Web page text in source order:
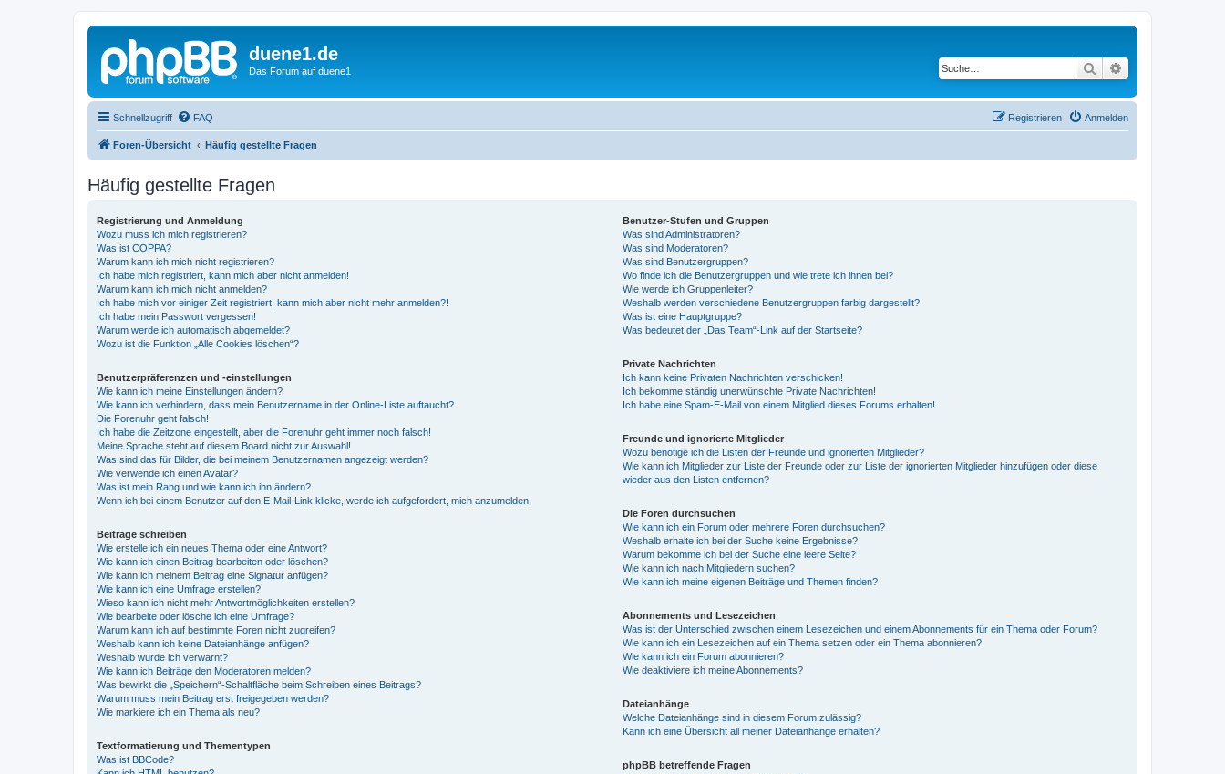
duene1.de
Das Forum auf duene1 Suche
Schnellzugriff FAQ Anmelden
Registrieren
Foren-Übersicht Häufig gestellte Fragen
Häufig gestellte Fragen
Registrierung und Anmeldung
Wozu muss ich mich registrieren?
Was ist COPPA?
Warum kann ich mich nicht registrieren?
Ich habe mich registriert, kann mich aber nicht anmelden!
Warum kann ich mich nicht anmelden?
Ich habe mich vor einiger Zeit registriert, kann mich aber nicht mehr anmelden?!
Ich habe mein Passwort vergessen!
Warum werde ich automatisch abgemeldet?
Wozu ist die Funktion „Alle Cookies löschen“?
Benutzerpräferenzen und -einstellungen
Wie kann ich meine Einstellungen ändern?
Wie kann ich verhindern, dass mein Benutzername in der Online-Liste auftaucht?
Die Forenuhr geht falsch!
Ich habe die Zeitzone eingestellt, aber die Forenuhr geht immer noch falsch!
Meine Sprache steht auf diesem Board nicht zur Auswahl!
Was sind das für Bilder, die bei meinem Benutzernamen angezeigt werden?
Wie verwende ich einen Avatar?
Was ist mein Rang und wie kann ich ihn ändern?
Wenn ich bei einem Benutzer auf den E-Mail-Link klicke, werde ich aufgefordert, mich anzumelden.
Beiträge schreiben
Wie erstelle ich ein neues Thema oder eine Antwort?
Wie kann ich einen Beitrag bearbeiten oder löschen?
Wie kann ich meinem Beitrag eine Signatur anfügen?
Wie kann ich eine Umfrage erstellen?
Wieso kann ich nicht mehr Antwortmöglichkeiten erstellen?
Wie bearbeite oder lösche ich eine Umfrage?
Warum kann ich auf bestimmte Foren nicht zugreifen?
Weshalb kann ich keine Dateianhänge anfügen?
Weshalb wurde ich verwarnt?
Wie kann ich Beiträge den Moderatoren melden?
Was bewirkt die „Speichern“-Schaltfläche beim Schreiben eines Beitrags?
Warum muss mein Beitrag erst freigegeben werden?
Wie markiere ich ein Thema als neu?
Textformatierung und Thementypen
Was ist BBCode?
Benutzer-Stufen und Gruppen
Was sind Administratoren?
Was sind Moderatoren?
Was sind Benutzergruppen?
Wo finde ich die Benutzergruppen und wie trete ich ihnen bei?
Wie werde ich Gruppenleiter?
Weshalb werden verschiedene Benutzergruppen farbig dargestellt?
Was ist eine Hauptgruppe?
Was bedeutet der „Das Team“-Link auf der Startseite?
Private Nachrichten
Ich kann keine Privaten Nachrichten verschicken!
Ich bekomme ständig unerwünschte Private Nachrichten!
Ich habe eine Spam-E-Mail von einem Mitglied dieses Forums erhalten!
Freunde und ignorierte Mitglieder
Wozu benötige ich die Listen der Freunde und ignorierten Mitglieder?
Wie kann ich Mitglieder zur Liste der Freunde oder zur Liste der ignorierten Mitglieder hinzufügen oder diese
wieder aus den Listen entfernen?
Die Foren durchsuchen
Wie kann ich ein Forum oder mehrere Foren durchsuchen?
Weshalb erhalte ich bei der Suche keine Ergebnisse?
Warum bekomme ich bei der Suche eine leere Seite?
Wie kann ich nach Mitgliedern suchen?
Wie kann ich meine eigenen Beiträge und Themen finden?
Abonnements und Lesezeichen
Was ist der Unterschied zwischen einem Lesezeichen und einem Abonnements für ein Thema oder Forum?
Wie kann ich ein Lesezeichen auf ein Thema setzen oder ein Thema abonnieren?
Wie kann ich ein Forum abonnieren?
Wie deaktiviere ich meine Abonnements?
Dateianhänge
Welche Dateianhänge sind in diesem Forum zulässig?
Kann ich eine Übersicht all meiner Dateianhänge erhalten?
phpBB betreffende Fragen